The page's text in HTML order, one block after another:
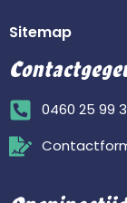
Sitemap
0460 25 99